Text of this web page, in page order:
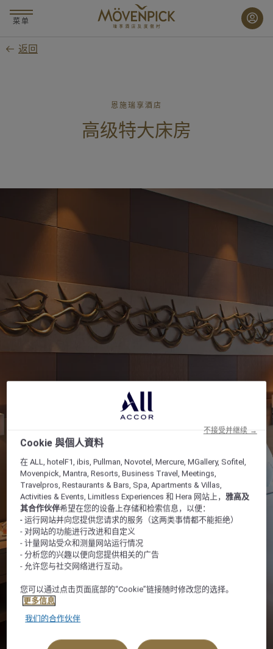
要
菜单
返回
恩施瑞享酒店
高级特大床房
Cookie 與個人資料
在 ALL, hotelF1, ibis, Pullman, Novotel, Mercure, MGallery, Sofitel,
Movenpick, Mantra, Resorts, Business Travel, Meetings,
Travelpros, Restaurants & Bars, Spa, Apartments & Villas,
Activities & Events, Limitless Experiences 和 Hera 网站上，雅高及
其合作伙伴希望在您的设备上存储和检索信息，以便：
- 运行网站并向您提供您请求的服务（这两类事情都不能拒绝）
- 对网站的功能进行改进和自定义
- 计量网站受众和测量网站运行情况
- 分析您的兴趣以便向您提供相关的广告
- 允许您与社交网络进行互动。
您可以通过点击页面底部的“Cookie”链接随时修改您的选择。
更多信息
我们的合作伙伴
不接受并继续 →